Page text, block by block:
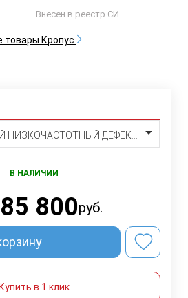
Внесен в реестр СИ
товары Кропус
В НАЛИЧИИ
800руб.
в 1 клик